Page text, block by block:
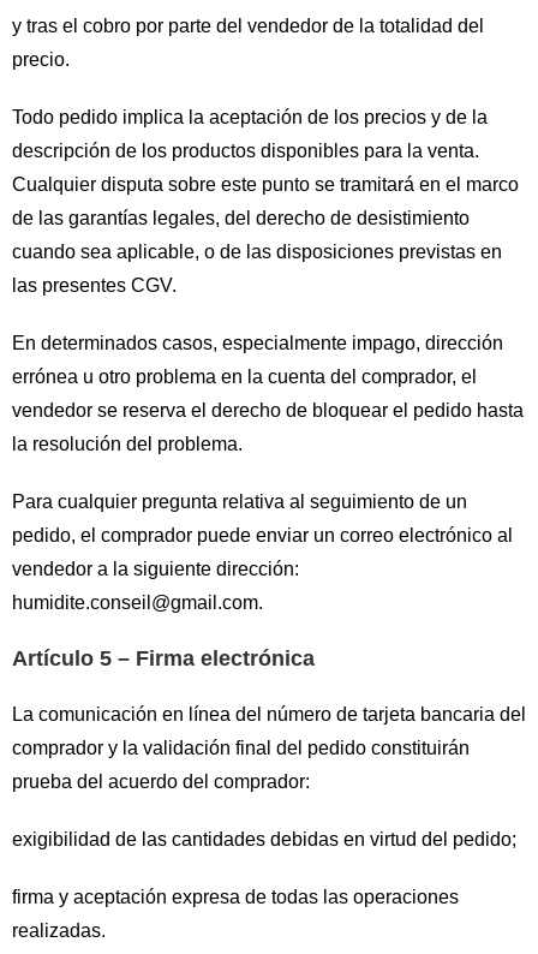
y tras el cobro por parte del vendedor de la totalidad del
precio.
Todo pedido implica la aceptación de los precios y de la
descripción de los productos disponibles para la venta.
Cualquier disputa sobre este punto se tramitará en el marco
de las garantías legales, del derecho de desistimiento
cuando sea aplicable, o de las disposiciones previstas en
las presentes CGV.
En determinados casos, especialmente impago, dirección
errónea u otro problema en la cuenta del comprador, el
vendedor se reserva el derecho de bloquear el pedido hasta
la resolución del problema.
Para cualquier pregunta relativa al seguimiento de un
pedido, el comprador puede enviar un correo electrónico al
vendedor a la siguiente dirección:
humidite.conseil@gmail.com.
Artículo 5 – Firma electrónica
La comunicación en línea del número de tarjeta bancaria del
comprador y la validación final del pedido constituirán
prueba del acuerdo del comprador:
exigibilidad de las cantidades debidas en virtud del pedido;
firma y aceptación expresa de todas las operaciones
realizadas.